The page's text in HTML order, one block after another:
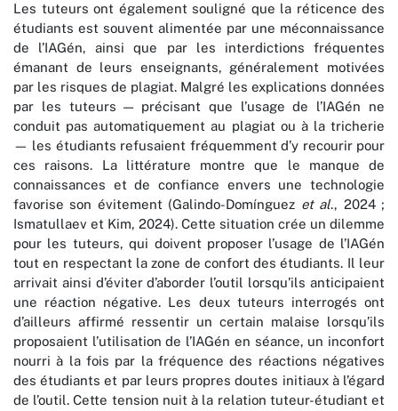
Les tuteurs ont également souligné que la réticence des
étudiants est souvent alimentée par une méconnaissance
de l’IAGén, ainsi que par les interdictions fréquentes
émanant de leurs enseignants, généralement motivées
par les risques de plagiat. Malgré les explications données
par les tuteurs — précisant que l’usage de l’IAGén ne
conduit pas automatiquement au plagiat ou à la tricherie
— les étudiants refusaient fréquemment d’y recourir pour
ces raisons. La littérature montre que le manque de
connaissances et de confiance envers une technologie
favorise son évitement (Galindo-Domínguez et al., 2024 ;
Ismatullaev et Kim, 2024). Cette situation crée un dilemme
pour les tuteurs, qui doivent proposer l’usage de l’IAGén
tout en respectant la zone de confort des étudiants. Il leur
arrivait ainsi d’éviter d’aborder l’outil lorsqu’ils anticipaient
une réaction négative. Les deux tuteurs interrogés ont
d’ailleurs affirmé ressentir un certain malaise lorsqu’ils
proposaient l’utilisation de l’IAGén en séance, un inconfort
nourri à la fois par la fréquence des réactions négatives
des étudiants et par leurs propres doutes initiaux à l’égard
de l’outil. Cette tension nuit à la relation tuteur-étudiant et